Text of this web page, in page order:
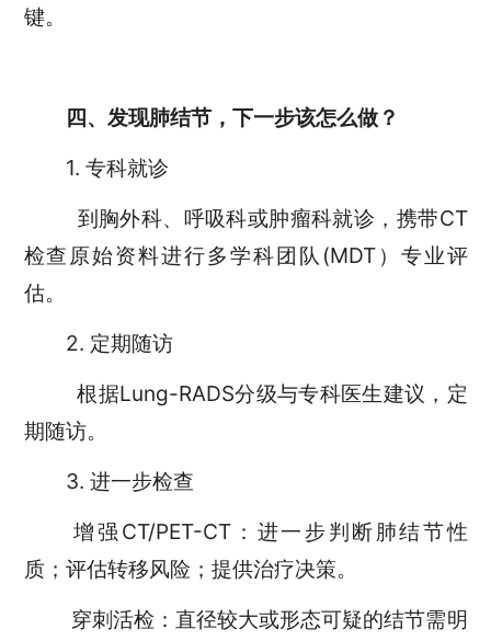
键。
四、发现肺结节，下一步该怎么做？
1. 专科就诊
到胸外科、呼吸科或肿瘤科就诊，携带CT
检查原始资料进行多学科团队(MDT）专业评
估。
2. 定期随访
根据Lung-RADS分级与专科医生建议，定
期随访。
3. 进一步检查
增强CT/PET-CT：进一步判断肺结节性
质；评估转移风险；提供治疗决策。
穿刺活检：直径较大或形态可疑的结节需明